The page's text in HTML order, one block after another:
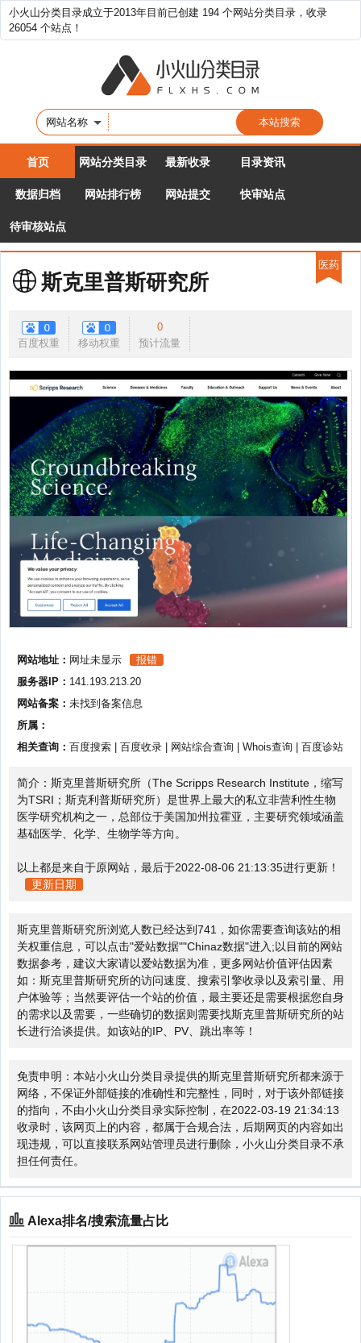
小火山分类目录成立于2013年目前已创建 194 个网站分类目录，收录
26054 个站点！
网站名称
首页 网站分类目录 最新收录 目录资讯
数据归档 网站排行榜 网站提交 快审站点
待审核站点
斯克里普斯研究所
百度权重 移动权重
0
预计流量
网站地址： 网址未显示
报错
服务器IP： 141.193.213.20
网站备案： 未找到备案信息
所属：
相关查询： 百度搜索 百度收录 网站综合查询 Whois查询 百度诊站
简介：斯克里普斯研究所（The Scripps Research Institute，缩写
为TSRI；斯克利普斯研究所）是世界上最大的私立非营利性生物
医学研究机构之一，总部位于美国加州拉霍亚，主要研究领域涵盖
基础医学、化学、生物学等方向。
以上都是来自于原网站，最后于2022-08-06 21:13:35进行更新！
更新日期
斯克里普斯研究所浏览人数已经达到741，如你需要查询该站的相
关权重信息，可以点击"爱站数据""Chinaz数据"进入;以目前的网站
数据参考，建议大家请以爱站数据为准，更多网站价值评估因素
如：斯克里普斯研究所的访问速度、搜索引擎收录以及索引量、用
户体验等；当然要评估一个站的价值，最主要还是需要根据您自身
的需求以及需要，一些确切的数据则需要找斯克里普斯研究所的站
长进行洽谈提供。如该站的IP、PV、跳出率等！
免责申明：本站小火山分类目录提供的斯克里普斯研究所都来源于
网络，不保证外部链接的准确性和完整性，同时，对于该外部链接
的指向，不由小火山分类目录实际控制，在2022-03-19 21:34:13
收录时，该网页上的内容，都属于合规合法，后期网页的内容如出
现违规，可以直接联系网站管理员进行删除，小火山分类目录不承
担任何责任。
医药
Alexa排名/搜索流量占比